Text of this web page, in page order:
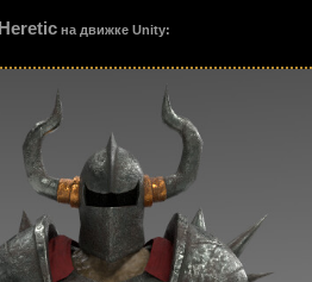
Heretic на движке Unity: